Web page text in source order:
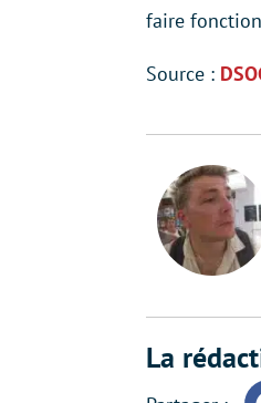
faire
Source :
La